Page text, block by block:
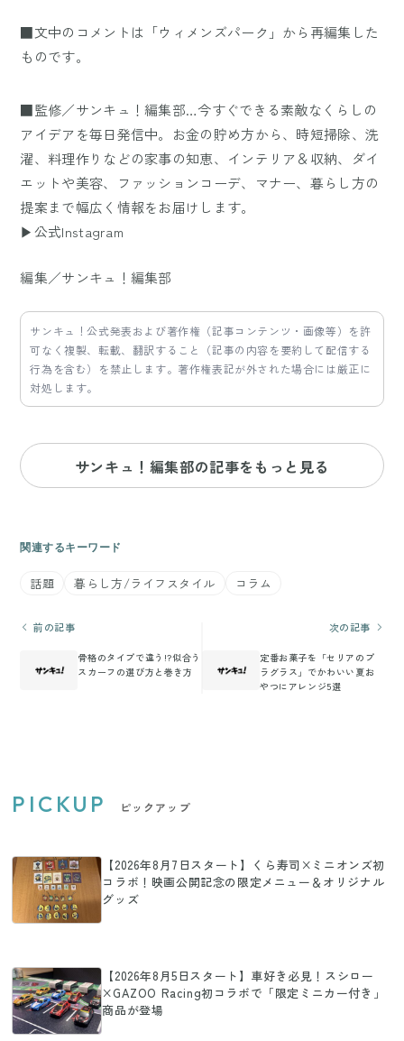
■文中のコメントは「ウィメンズパーク」から再編集した
ものです。
■監修／サンキュ！編集部…今すぐできる素敵なくらしの
アイデアを毎日発信中。お金の貯め方から、時短掃除、洗
濯、料理作りなどの家事の知恵、インテリア＆収納、ダイ
エットや美容、ファッションコーデ、マナー、暮らし方の
提案まで幅広く情報をお届けします。
▶公式Instagram
編集／サンキュ！編集部
サンキュ！公式発表および著作権（記事コンテンツ・画像等）を許
可なく複製、転載、翻訳すること（記事の内容を要約して配信する
行為を含む）を禁止します。著作権表記が外された場合には厳正に
対処します。
サンキュ！編集部の記事をもっと見る
関連するキーワード
話題 暮らし方/ライフスタイル コラム
前の記事
骨格のタイプで違う!?似合う
スカーフの選び方と巻き方
次の記事
定番お菓子を「セリアのプ
ラグラス」でかわいい夏お
やつにアレンジ5選
PICKUP ピックアップ
【2026年8月7日スタート】くら寿司×ミニオンズ初
コラボ！映画公開記念の限定メニュー＆オリジナル
グッズ
【2026年8月5日スタート】車好き必見！スシロー
×GAZOO Racing初コラボで「限定ミニカー付き」
商品が登場